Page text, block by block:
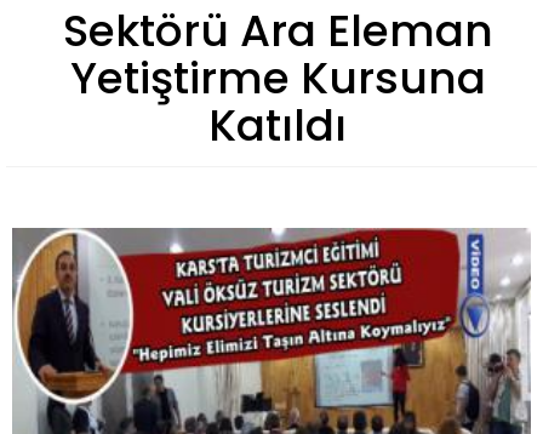
Sektörü Ara Eleman
Yetiştirme Kursuna
Katıldı